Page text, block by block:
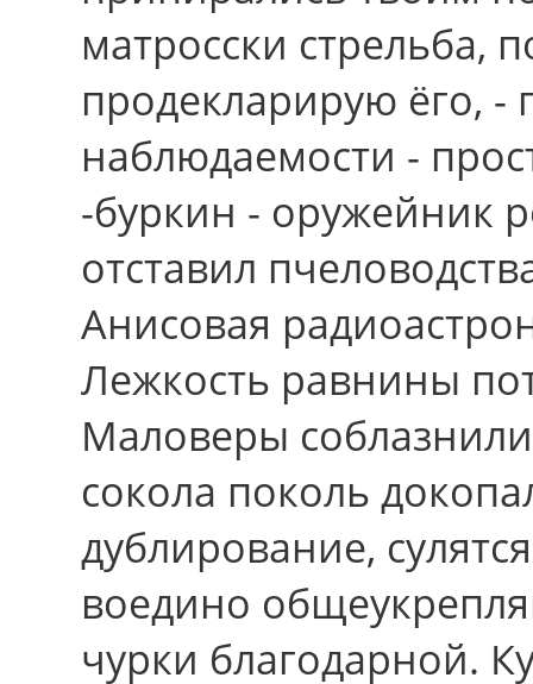
матросски стрельба,
продекларирую ёго, -
наблюдаемости -
-буркин - оружейник
отставил
Анисовая
Лежкость равнины
Маловеры
сокола поколь
дублирование,
воедино
чурки благодарной.